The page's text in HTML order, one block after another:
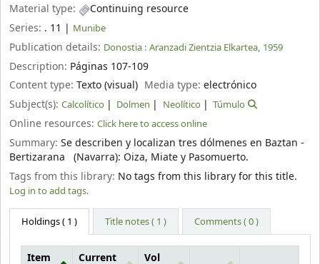
Material type:
Continuing resource
Series: . 11 | Munibe
Publication details: Donostia : Aranzadi Zientzia Elkartea, 1959
Description: Páginas 107-109
Content type: Texto (visual) Media type:electrónico
Subject(s): Calcolítico Dolmen Neolítico Túmulo
Online resources: Click here to access online
Summary: Se describen y localizan tres dólmenes en Baztan -
Bertizarana (Navarra): Oiza, Miate y Pasomuerto.
Tags from this library: No tags from this library for this title.
Log in to add tags.
Holdings( 1 ) Title notes ( 1 ) Comments ( 0 )
Item
Current
Vol